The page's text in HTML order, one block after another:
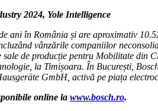
2024, Yole Intelligence
ani în România și are aproximativ
vânzările companiilor
de producție pentru Mobilitate din
la Timișoara. În București,
GmbH, activă pe piața
online la www.bosch.ro.